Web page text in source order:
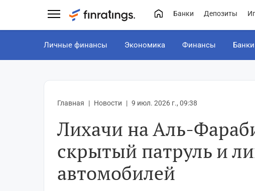
Банки Депозиты
Личные финансы Экономика Финансы Банки
Главная Новости 9 июл. 2026 г., 09:38
Лихачи на Аль-
скрытый патруль и
автомобилей